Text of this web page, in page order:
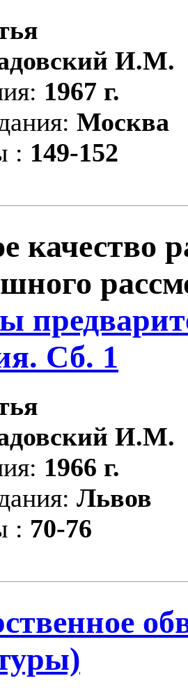
И.М.
1967 г.
Москва
: 149-152
качество
Сб. 1
И.М.
1966 г.
Львов
: 70-76